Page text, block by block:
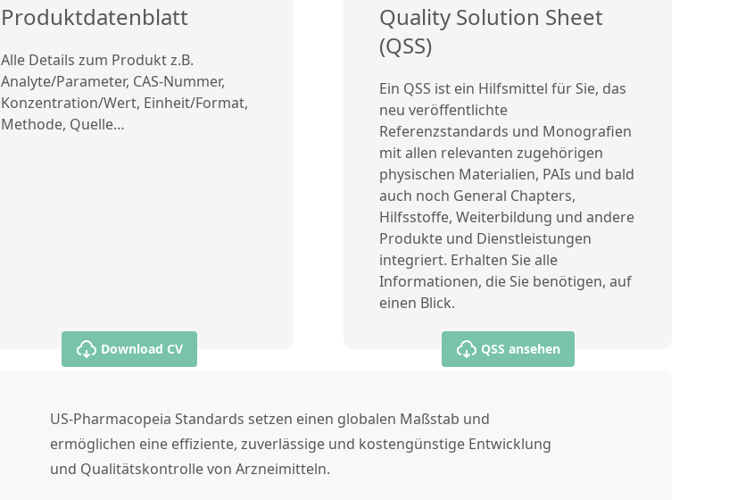
Produktdatenblatt
Alle Details zum Produkt z.B.
Analyte/Parameter, CAS-Nummer,
Konzentration/Wert, Einheit/Format,
Methode, Quelle…
Download CV
Quality Solution Sheet
(QSS)
Ein QSS ist ein Hilfsmittel für Sie, das
neu veröffentlichte
Referenzstandards und Monografien
mit allen relevanten zugehörigen
physischen Materialien, PAIs und bald
auch noch General Chapters,
Hilfsstoffe, Weiterbildung und andere
Produkte und Dienstleistungen
integriert. Erhalten Sie alle
Informationen, die Sie benötigen, auf
einen Blick.
QSS ansehen
US-Pharmacopeia Standards setzen einen globalen Maßstab und
ermöglichen eine effiziente, zuverlässige und kostengünstige Entwicklung
und Qualitätskontrolle von Arzneimitteln.